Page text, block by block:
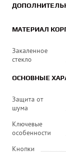
МАТЕРИАЛ
Закаленное
стекло
ОСНОВНЫЕ
Защита от
шума
Ключевые
особенности
Кнопки